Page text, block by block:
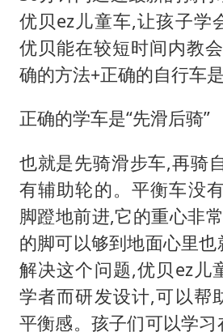
优贝ez儿童车,让孩子学
优贝能在较短时间内教
确的方法+正确的自行车是
正确的学车是“先滑后骑”
也就是先骑滑步车,再骑
有辅助轮的。平衡车没
脚蹬地前进,它的重心非
的脚可以够到地面心里也
解决这个问题,优贝ez儿
学者而研发设计,可以帮
平衡感。孩子们可以学